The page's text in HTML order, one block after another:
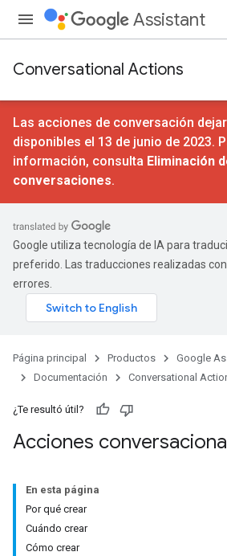
Assistant
Conversational Actions
Las acciones de conversación
disponibles el 13 de junio de 2023.
información, consulta Eliminación
conversaciones.
Google utiliza tecnología de IA para
preferido. Las traducciones realizadas
errores.
Página principal Productos
Google
Documentación
Conversational
¿Te resultó útil?
Acciones
En esta página
Por qué crear
Cuándo crear
Cómo crear